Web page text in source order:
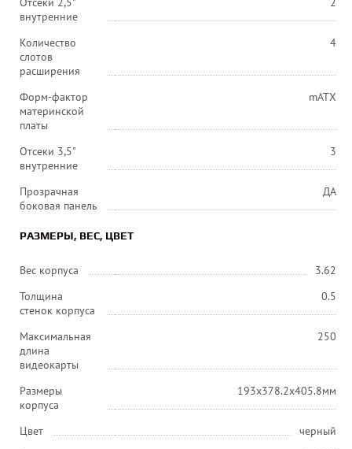
внутренние
Количество
слотов
расширения
4
Форм-фактор
материнской
платы
mATX
Отсеки 3,5"
внутренние
3
Прозрачная
боковая панель
ДА
РАЗМЕРЫ, ВЕС, ЦВЕТ
Вес корпуса
3.62
Толщина
стенок корпуса
0.5
Максимальная
длина
видеокарты
250
Размеры
корпуса
193x378.2x405.8мм
Цвет
черный